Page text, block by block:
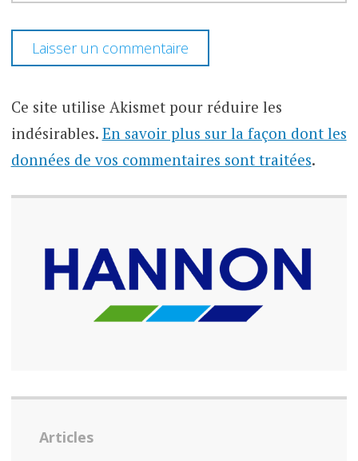
Ce site utilise Akismet pour réduire les
indésirables. En savoir plus sur la façon dont les
données de vos commentaires sont traitées.
Articles